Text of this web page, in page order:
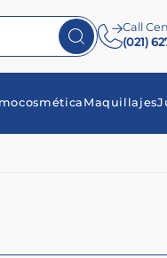
Call
(021)
Maquillajes